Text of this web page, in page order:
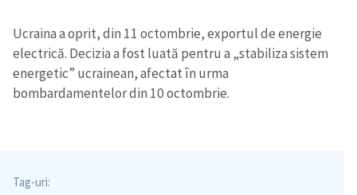
Ucraina a oprit, din 11 octombrie, exportul de energie
electrică. Decizia a fost luată pentru a „stabiliza sistem
energetic” ucrainean, afectat în urma
bombardamentelor din 10 octombrie.
Tag-uri: